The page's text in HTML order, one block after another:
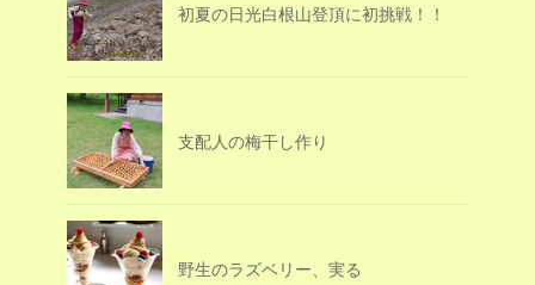
初夏の日光白根山登頂に初挑戦！！
支配人の梅干し作り
野生のラズベリー、実る